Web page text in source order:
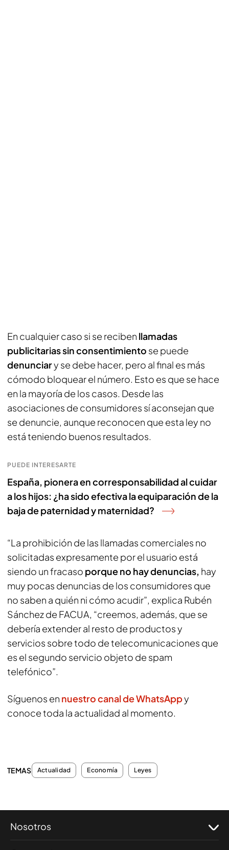
En cualquier caso si se reciben llamadas
publicitarias sin consentimiento se puede
denunciary se debe hacer, pero al final es más
cómodo bloquear el número. Esto es que se hace
en la mayoría de los casos. Desde las
asociaciones de consumidores sí aconsejan que
se denuncie, aunque reconocen que esta ley no
está teniendo buenos resultados.
PUEDE INTERESARTE
España, pionera en corresponsabilidad al cuidar
a los hijos: ¿ha sido efectiva la equiparación de la
baja de paternidad y maternidad?
“La prohibición de las llamadas comerciales no
solicitadas expresamente por el usuario está
siendo un fracaso porque no hay denuncias, hay
muy pocas denuncias de los consumidores que
no saben a quién ni cómo acudir”, explica Rubén
Sánchez de FACUA, “creemos, además, que se
debería extender al resto de productos y
servicios sobre todo de telecomunicaciones que
es el segundo servicio objeto de spam
telefónico”.
Síguenos en nuestro canal de WhatsAppy
conoce toda la actualidad al momento.
TEMAS Actualidad Economía Leyes
Nosotros